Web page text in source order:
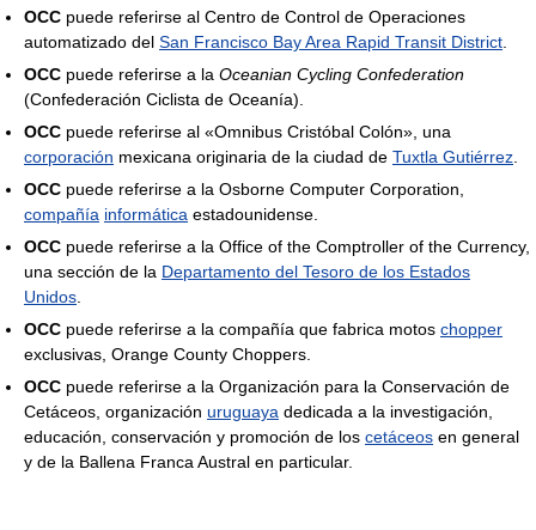
OCC puede referirse al Centro de Control de Operaciones
automatizado del San Francisco Bay Area Rapid Transit District
OCC puede referirse a la Oceanian Cycling Confederation
(Confederación Ciclista de Oceanía).
OCC puede referirse al «Omnibus Cristóbal Colón», una
corporación mexicana originaria de la ciudad de Tuxtla Gutiérrez
OCC puede referirse a la Osborne Computer Corporation,
compañía informática estadounidense.
OCC puede referirse a la Office of the Comptroller of the Currency,
una sección de la Departamento del Tesoro de los Estados
Unidos
OCC puede referirse a la compañía que fabrica motos chopper
exclusivas, Orange County Choppers.
OCC puede referirse a la Organización para la Conservación de
Cetáceos, organización uruguaya dedicada a la investigación,
educación, conservación y promoción de los cetáceos en general
y de la Ballena Franca Austral en particular.